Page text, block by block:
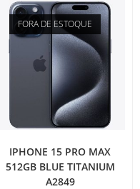
FORA DE ESTOQUE
IPHONE 15 PRO MAX
512GB BLUE TITANIUM
A2849